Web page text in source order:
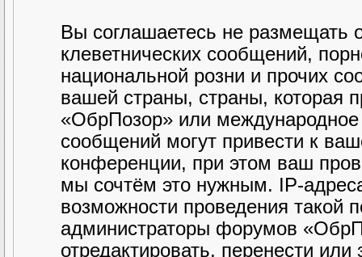
Вы соглашаетесь не размещать
клеветнических сообщений,
национальной розни и прочих
вашей страны, страны, которая
«ОбрПозор» или
сообщений могут привести к
конференции, при этом ваш
мы сочтём это нужным. IP-
возможности проведения такой
администраторы форумов
отредактировать, перенести